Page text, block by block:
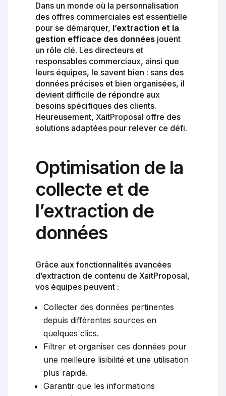
Dans un monde où la personnalisation
des offres commerciales est essentielle
pour se démarquer, l’extraction et la
gestion efficace des données jouent
un rôle clé. Les directeurs et
responsables commerciaux, ainsi que
leurs équipes, le savent bien : sans des
données précises et bien organisées, il
devient difficile de répondre aux
besoins spécifiques des clients.
Heureusement, XaitProposal offre des
solutions adaptées pour relever ce défi.
Optimisation de la
collecte et de
l’extraction de
données
Grâce aux fonctionnalités avancées
d’extraction de contenu de XaitProposal,
vos équipes peuvent :
Collecter des données pertinentes
depuis différentes sources en
quelques clics.
Filtrer et organiser ces données pour
une meilleure lisibilité et une utilisation
plus rapide.
Garantir que les informations